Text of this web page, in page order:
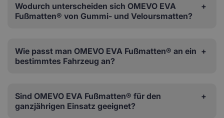
Wodurch unterscheiden sich OMEVO EVA
Fußmatten® von Gummi- und Veloursmatten?
Wie passt man OMEVO EVA Fußmatten® an ein
bestimmtes Fahrzeug an?
Sind OMEVO EVA Fußmatten® für den
ganzjährigen Einsatz geeignet?